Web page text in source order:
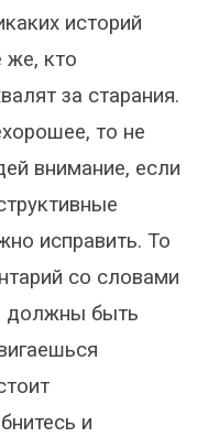
историй
же, кто
за старания.
то не
внимание, если
исправить. То
со словами
должны быть
и